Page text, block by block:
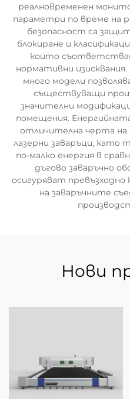
реалновременен
параметри по време на
безопасност са
блокиране и
които
нормативни
много модели
съществуващи
значителни
помещения.
отличителна черта
лазерни заваръци, като
по-малко енергия в
дъгово заваръчно
осигуряват
на заваръчните
Нови